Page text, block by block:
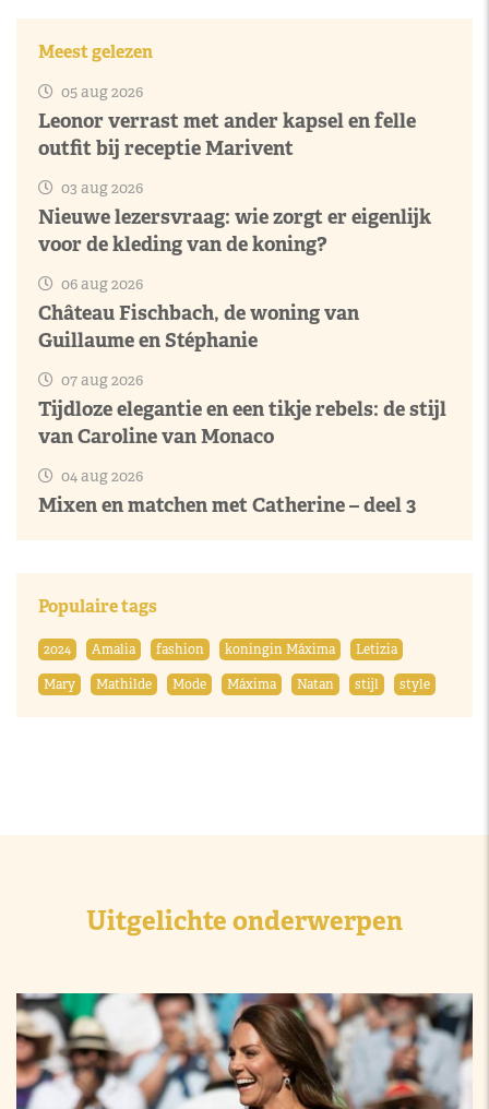
Meest gelezen
05 aug 2026
Leonor verrast met ander kapsel en felle
outfit bij receptie Marivent
03 aug 2026
Nieuwe lezersvraag: wie zorgt er eigenlijk
voor de kleding van de koning?
06 aug 2026
Château Fischbach, de woning van
Guillaume en Stéphanie
07 aug 2026
Tijdloze elegantie en een tikje rebels: de stijl
van Caroline van Monaco
04 aug 2026
Mixen en matchen met Catherine – deel 3
Populaire tags
2024 Amalia fashion koningin Máxima
Letizia
Mary
Mathilde Mode Máxima Natan stijl style
Uitgelichte onderwerpen